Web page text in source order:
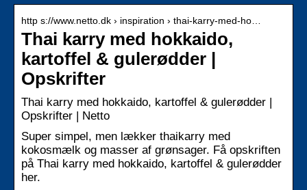
http s://www.netto.dk › inspiration › thai-karry-med-ho…
Thai karry med hokkaido,
kartoffel & gulerødder |
Opskrifter
Thai karry med hokkaido, kartoffel & gulerødder |
Opskrifter | Netto
Super simpel, men lækker thaikarry med
kokosmælk og masser af grønsager. Få opskriften
på Thai karry med hokkaido, kartoffel & gulerødder
her.